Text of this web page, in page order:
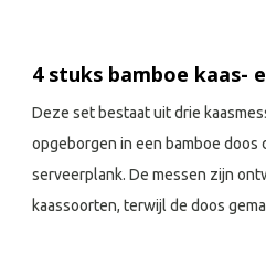
4 stuks bamboe kaas-
Deze set bestaat uit drie
opgeborgen in een bamboe doos
serveerplank. De messen zijn
kaassoorten, terwijl de doos